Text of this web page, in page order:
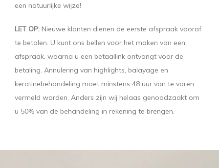
een natuurlijke wijze!
LET OP: Nieuwe klanten dienen de eerste afspraak vooraf
te betalen. U kunt ons bellen voor het maken van een
afspraak, waarna u een betaallink ontvangt voor de
betaling. Annulering van highlights, balayage en
keratinebehandeling moet minstens 48 uur van te voren
vermeld worden. Anders zijn wij helaas genoodzaakt om
u 50% van de behandeling in rekening te brengen.